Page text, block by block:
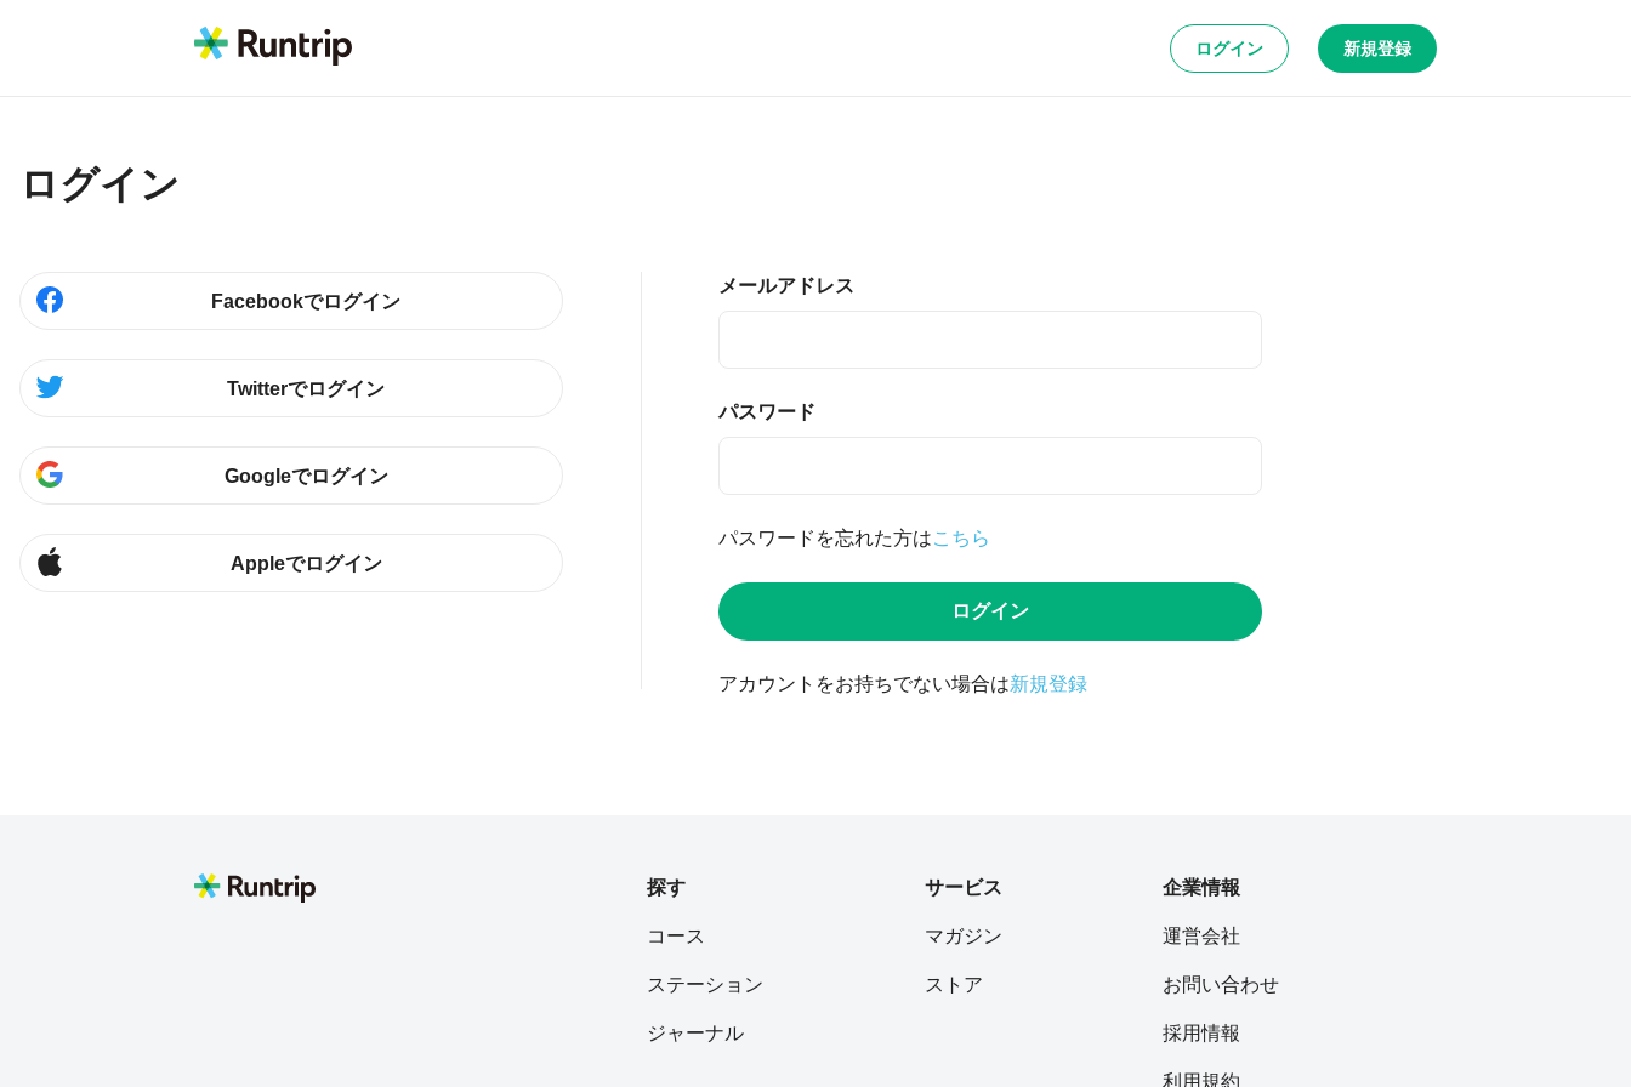
ログイン 新規登録
ログイン
Facebookでログイン
Twitterでログイン
Googleでログイン
Appleでログイン
メールアドレス
パスワード
パスワードを忘れた方はこちら
ログイン
アカウントをお持ちでない場合は新規登録
探す
コース
ステーション
ジャーナル
サービス
マガジン
ストア
企業情報
運営会社
お問い合わせ
採用情報
利用規約